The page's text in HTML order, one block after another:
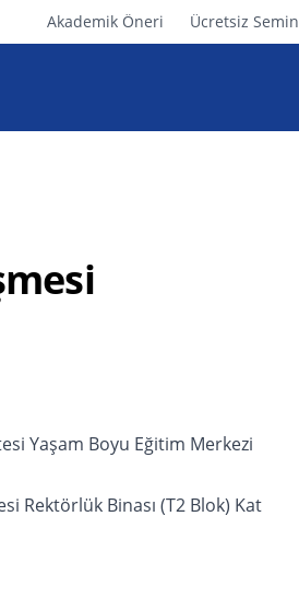
Akademik Öneri Ücretsiz
Yaşam Boyu Eğitim Merkezi
Rektörlük Binası (T2 Blok) Kat